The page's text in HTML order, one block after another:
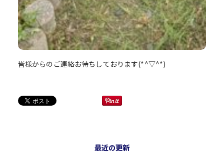
皆様からのご連絡お待ちしております(*^▽^*)
最近の更新